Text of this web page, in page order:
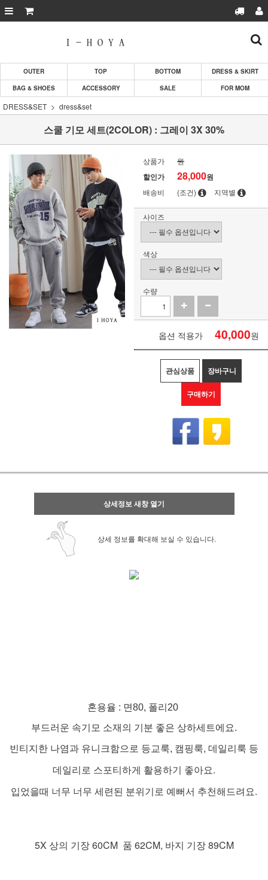
OUTER TOP BOTTOM
DRESS & SKIRT
BAG & SHOES
ACCESSORY SALE FOR MOM
DRESS&SET dress&set
스쿨 기모 세트(2COLOR) : 그레이 3X 30%
상품가 원
할인가 28,000원
배송비 (조건) 지역별
사이즈
색상
수량
옵션 적용가 40,000원
관심상품 장바구니
구매하기
상세정보 새창 열기
상세 정보를 확대해 보실 수 있습니다.
혼용율 : 면80, 폴리20
부드러운 속기모 소재의 기분 좋은 상하세트에요.
빈티지한 나염과 유니크함으로 등교룩, 캠핑룩, 데일리룩 등
데일리로 스포티하게 활용하기 좋아요.
입었을때 너무 너무 세련된 분위기로 예뻐서 추천해드려요.
5X 상의 기장 60CM 품 62CM, 바지 기장 89CM